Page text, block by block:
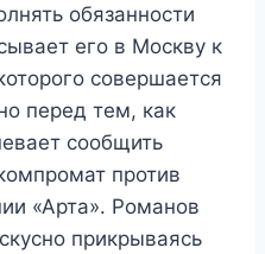
обязанности
его в Москву к
совершается
перед тем, как
сообщить
против
«Арта». Романов
прикрываясь